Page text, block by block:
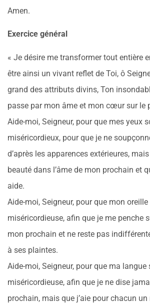
Amen.
Exercice général
« Je désire me transformer tout entière
être ainsi un vivant reflet de Toi, ô
grand des attributs divins, Ton
passe par mon âme et mon cœur sur le
Aide-moi, Seigneur, pour que mes yeux
miséricordieux, pour que je ne
d’après les apparences extérieures,
beauté dans l’âme de mon prochain et
aide.
Aide-moi, Seigneur, pour que mon
miséricordieuse, afin que je me penche
mon prochain et ne reste pas
à ses plaintes.
Aide-moi, Seigneur, pour que ma langue
miséricordieuse, afin que je ne dise
prochain, mais que j’aie pour chacun